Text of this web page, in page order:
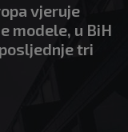
vjeruje
modele, u BiH
tri